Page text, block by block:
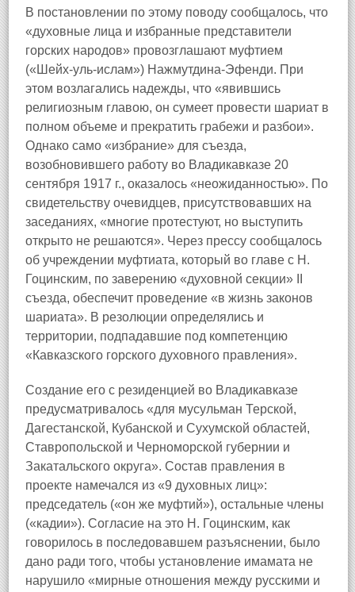
В постановлении по этому поводу сообщалось, что
«духовные лица и избранные представители
горских народов» провозглашают муфтием
(«Шейх-уль-ислам») Нажмутдина-Эфенди. При
этом возлагались надежды, что «явившись
религиозным главою, он сумеет провести шариат в
полном объеме и прекратить грабежи и разбои».
Однако само «избрание» для съезда,
возобновившего работу во Владикавказе 20
сентября 1917 г., оказалось «неожиданностью». По
свидетельству очевидцев, присутствовавших на
заседаниях, «многие протестуют, но выступить
открыто не решаются». Через прессу сообщалось
об учреждении муфтиата, который во главе с Н.
Гоцинским, по заверению «духовной секции» II
съезда, обеспечит проведение «в жизнь законов
шариата». В резолюции определялись и
территории, подпадавшие под компетенцию
«Кавказского горского духовного правления».
Создание его с резиденцией во Владикавказе
предусматривалось «для мусульман Терской,
Дагестанской, Кубанской и Сухумской областей,
Ставропольской и Черноморской губернии и
Закатальского округа». Состав правления в
проекте намечался из «9 духовных лиц»:
председатель («он же муфтий»), остальные члены
(«кадии»). Согласие на это Н. Гоцинским, как
говорилось в последовавшем разъяснении, было
дано ради того, чтобы установление имамата не
нарушило «мирные отношения между русскими и